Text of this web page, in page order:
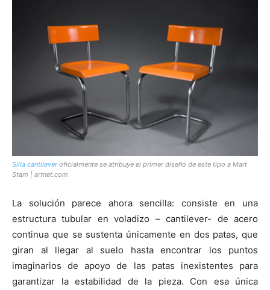
Silla cantileveroficialmente se atribuye el primer diseño de este tipo a Mart
Stam | artnet.com
La solución parece ahora sencilla: consiste en una
estructura tubular en voladizo – cantilever- de acero
continua que se sustenta únicamente en dos patas, que
giran al llegar al suelo hasta encontrar los puntos
imaginarios de apoyo de las patas inexistentes para
garantizar la estabilidad de la pieza. Con esa única